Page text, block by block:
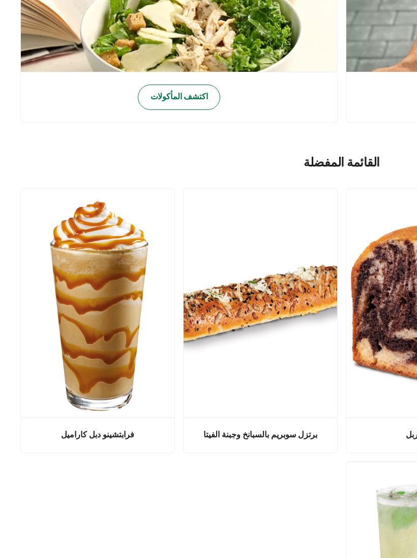
اكتشف المأكولات
القائمة المفضلة
برتزل سوبريم بالسبانخ وجبنة الفيتا فرابتشينو دبل كاراميل